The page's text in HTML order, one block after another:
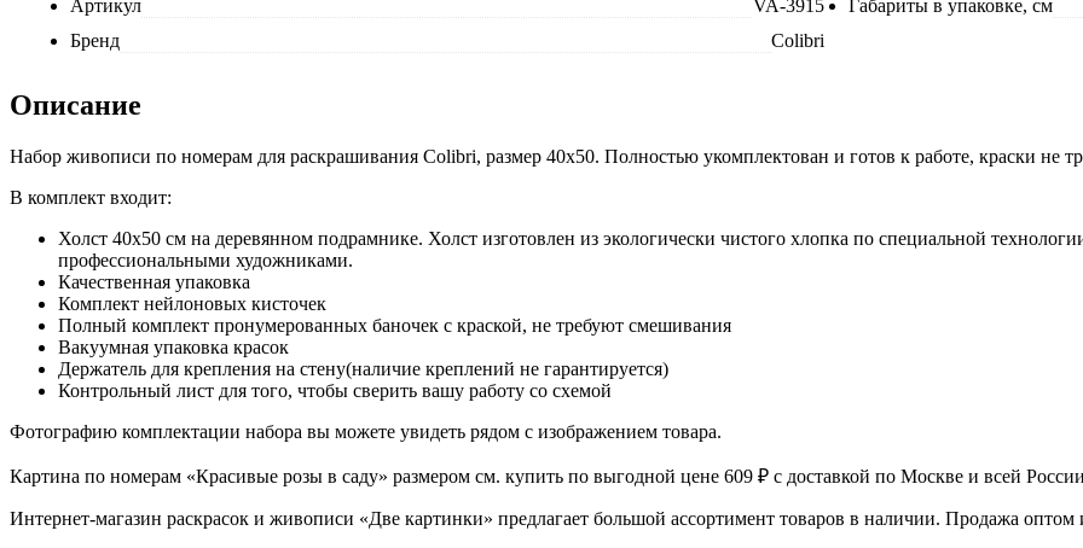
Артикул VA-3915 Габариты в упаковке, см
Бренд
Colibri
Описание
Набор живописи по номерам для раскрашивания Colibri, размер 40x50. Полностью укомплектован и готов к работе, краски не
В комплект входит:
Холст 40x50 см на деревянном подрамнике. Холст изготовлен из экологически чистого хлопка по специальной
профессиональными художниками.
Качественная упаковка
Комплект нейлоновых кисточек
Полный комплект пронумерованных баночек с краской, не требуют смешивания
Вакуумная упаковка красок
Держатель для крепления на стену(наличие креплений не гарантируется)
Контрольный лист для того, чтобы сверить вашу работу со схемой
Фотографию комплектации набора вы можете увидеть рядом с изображением товара.
Картина по номерам «Красивые розы в саду» размером см. купить по выгодной цене 609 ₽ с доставкой по Москве и всей
Интернет-магазин раскрасок и живописи «Две картинки» предлагает большой ассортимент товаров в наличии. Продажа оптом